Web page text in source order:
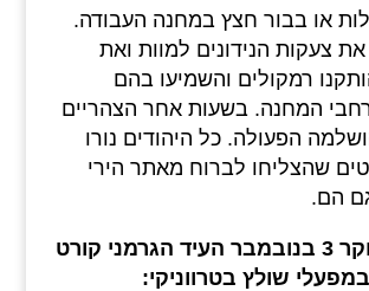
או בבור חצץ במחנה העבודה.
צעקות הנידונים למוות ואת
רמקולים והשמיעו בהם
המחנה. בשעות אחר הצהריים
הפעולה. כל היהודים נורו
שהצליחו לברוח מאתר הירי
גם הם.
על אירועי בוקר 3 בנובמבר העיד הגרמני קורט
שולץ בטרווניקי: